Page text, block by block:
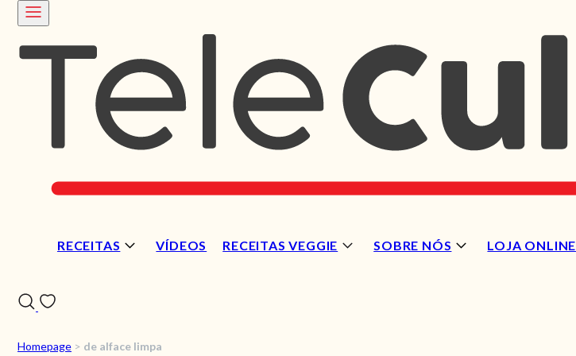
RECEITAS VÍDEOS RECEITAS VEGGIE SOBRE NÓS LOJA ONLINE
Homepage > de alface limpa